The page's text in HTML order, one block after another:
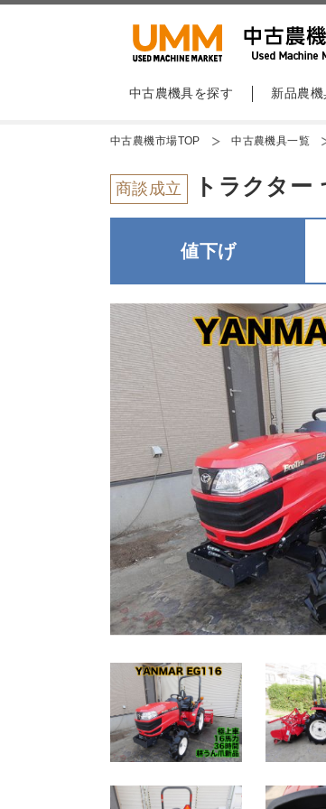
中古農機具を探す 新品農
中古農機市場TOP 中古農機具一覧
商談成立 トラクター
値下げ